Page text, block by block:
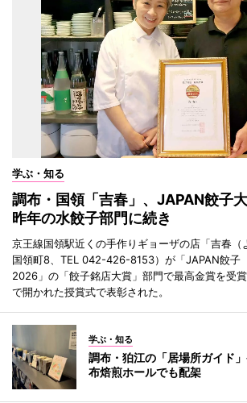
学ぶ・知る
調布・国領「吉春」、JAPAN餃子
昨年の水餃子部門に続き
京王線国領駅近くの手作りギョーザの店「吉春（
国領町8、TEL 042-426-8153）が「JAPAN餃子
2026」の「餃子銘店大賞」部門で最高金賞を受
で開かれた授賞式で表彰された。
学ぶ・知る
調布・狛江の「居場所ガイド
布焙煎ホールでも配架